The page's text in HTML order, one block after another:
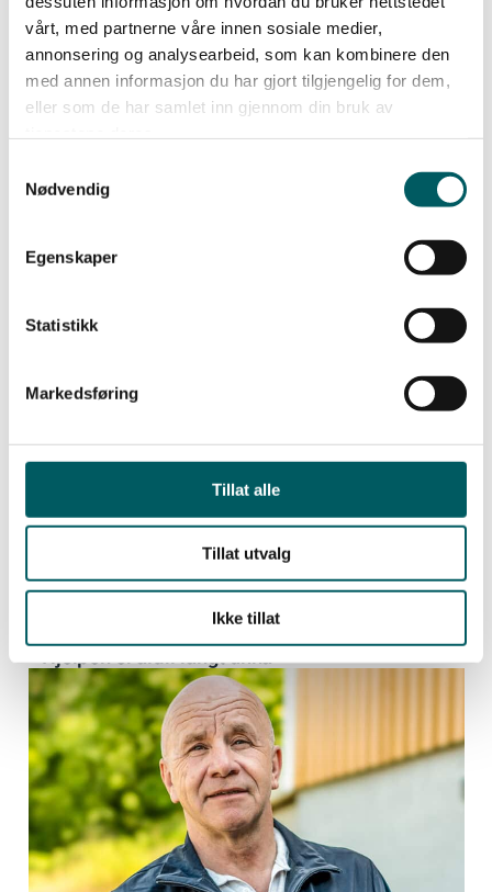
vårt, med partnerne våre innen sosiale medier,
annonsering og analysearbeid, som kan kombinere den
med annen informasjon du har gjort tilgjengelig for dem,
eller som de har samlet inn gjennom din bruk av
Nødvendig
Egenskaper
Statistikk
Markedsføring
Tillat alle
Tillat utvalg
Ikke tillat
Siste nyheter
– Hjelpen er aldri langt unna